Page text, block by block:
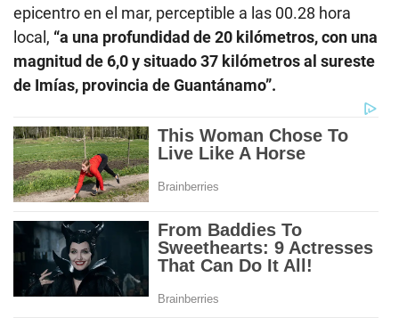
epicentro en el mar, perceptible a las 00.28 hora
local, “a una profundidad de 20 kilómetros, con una
magnitud de 6,0 y situado 37 kilómetros al sureste
de Imías, provincia de Guantánamo”.